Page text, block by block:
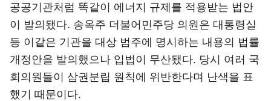
공공기관처럼 똑같이 에너지 규제를 적용받는 법안
이 발의됐다. 송옥주 더불어민주당 의원은 대통령실
등 이같은 기관을 대상 범주에 명시하는 내용의 법률
개정안을 발의했으나 입법이 무산됐다. 당시 여러 국
회의원들이 삼권분립 원칙에 위반한다며 난색을 표
했기 때문이다.